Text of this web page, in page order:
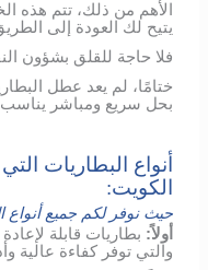
الأهم من ذلك، تتم هذه
يتيح لك العودة إلى
فلا حاجة للقلق بشؤون
ختامًا، لم يعد عطل
بحل سريع ومباشر
أنواع البطاريات
الكويت:
حيث نوفر لكم جميع أنواع
أولاً: بطاريات قابلة
والتي توفر كفاءة عالية